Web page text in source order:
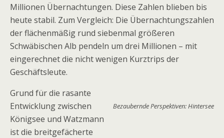
Millionen Übernachtungen. Diese Zahlen blieben bis
heute stabil. Zum Vergleich: Die Übernachtungszahlen
der flächenmäßig rund siebenmal größeren
Schwäbischen Alb pendeln um drei Millionen – mit
eingerechnet die nicht wenigen Kurztrips der
Geschäftsleute.
Bezaubernde Perspektiven: Hintersee
Grund für die rasante
Entwicklung zwischen
Königsee und Watzmann
ist die breitgefächerte